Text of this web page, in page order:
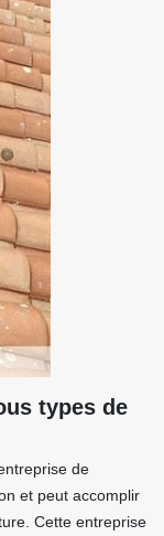
types de
de
et peut accomplir
Cette entreprise